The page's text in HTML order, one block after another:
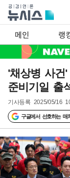
메인 랭
'채상병 사건
준비기일 출
기사등록 2025/05/16
구글에서 선호하는 매